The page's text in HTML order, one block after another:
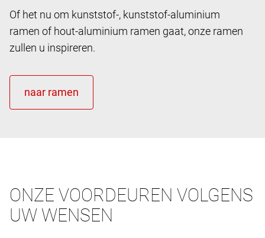
Of het nu om kunststof-, kunststof-aluminium
ramen of hout-aluminium ramen gaat, onze ramen
zullen u inspireren.
ONZE VOORDEUREN VOLGENS
UW WENSEN